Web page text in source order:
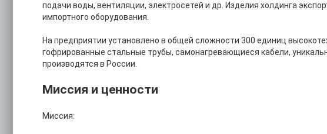
подачи воды, вентиляции, электросетей и др. Изделия холдинга
импортного оборудования.
На предприятии установлено в общей сложности 300 единиц
гофрированные стальные трубы, самонагревающиеся кабели,
производятся в России.
Миссия и ценности
Миссия: